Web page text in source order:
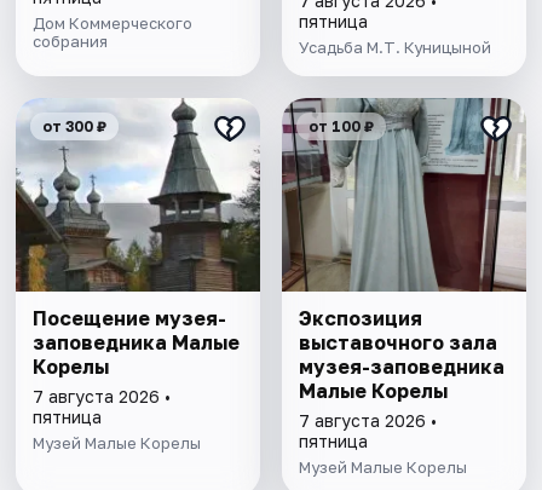
Дом Коммерческого
собрания
пятница
Усадьба М.Т. Куницыной
от 300 ₽
Посещение музея-
заповедника Малые
Корелы
7 августа 2026 •
пятница
Музей Малые Корелы
от 100 ₽
Экспозиция
выставочного зала
музея-заповедника
Малые Корелы
7 августа 2026 •
пятница
Музей Малые Корелы